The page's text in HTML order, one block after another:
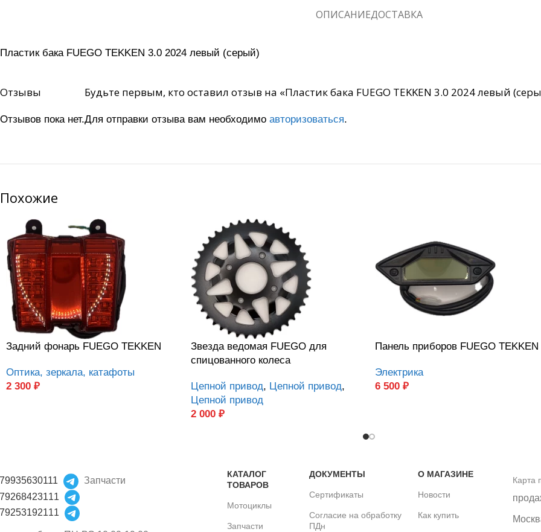
ОПИСАНИЕДОСТАВКА
Пластик бака FUEGO TEKKEN 3.0 2024 левый (серый)
Отзывы
Отзывов пока нет.
Будьте первым, кто оставил отзыв на «Пластик бака FUEGO TEKKEN 3.0 2024 левый
Для отправки отзыва вам необходимо авторизоваться.
Похожие
Задний фонарь FUEGO TEKKEN
Оптика, зеркала, катафоты
2 300 ₽
Звезда ведомая FUEGO для
спицованного колеса
Цепной привод, Цепной привод,
Цепной привод
2 000 ₽
Панель приборов FUEGO TEKKEN
Электрика
6 500 ₽
Запчасти
КАТАЛОГ
ТОВАРОВ
Мотоциклы
Запчасти
ДОКУМЕНТЫ
Сертификаты
Согласие на обработку
ПДн
О МАГАЗИНЕ
Новости
Как купить
Карта